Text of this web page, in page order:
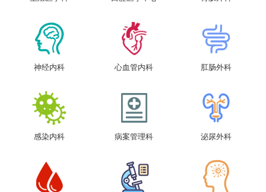
神经内科 心血管内科 肛肠外科
感染内科 病案管理科 泌尿外科